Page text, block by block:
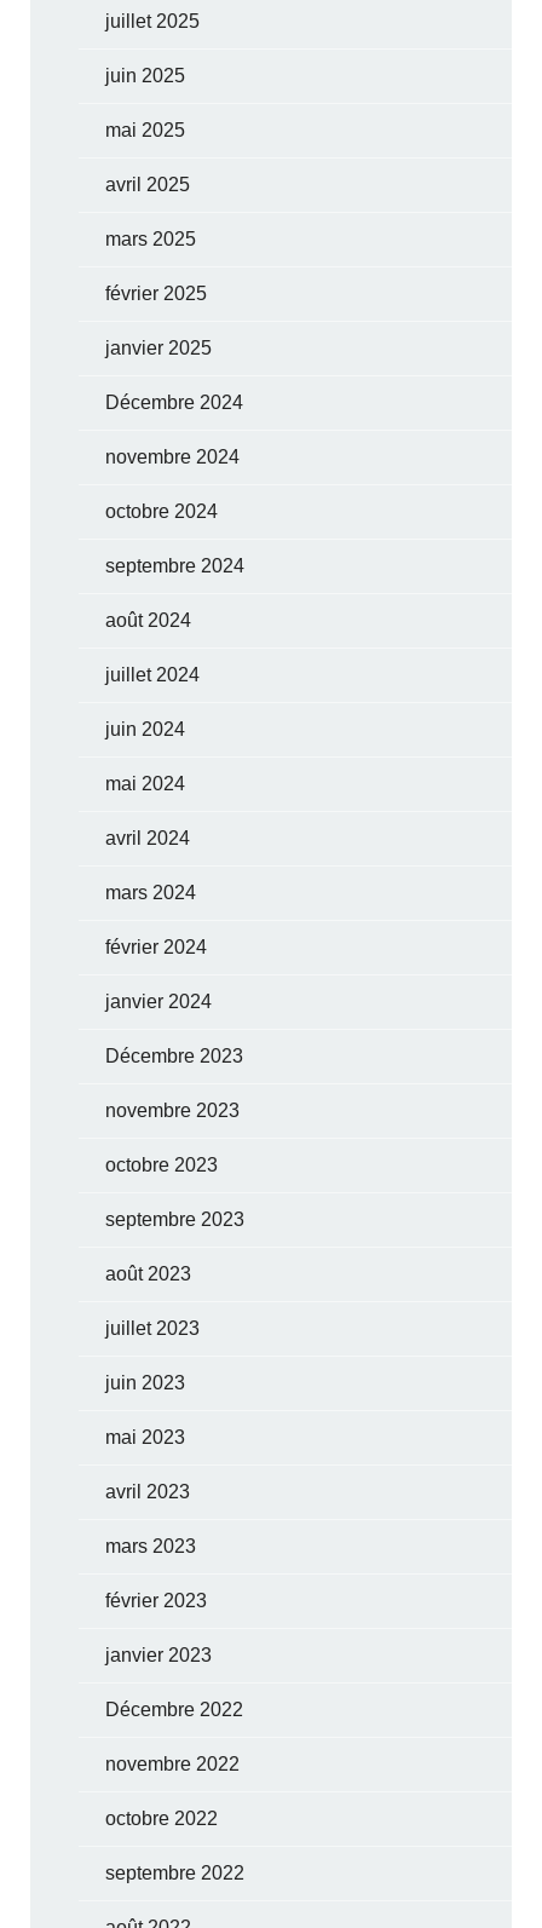
juillet 2025
juin 2025
mai 2025
avril 2025
mars 2025
février 2025
janvier 2025
Décembre 2024
novembre 2024
octobre 2024
septembre 2024
août 2024
juillet 2024
juin 2024
mai 2024
avril 2024
mars 2024
février 2024
janvier 2024
Décembre 2023
novembre 2023
octobre 2023
septembre 2023
août 2023
juillet 2023
juin 2023
mai 2023
avril 2023
mars 2023
février 2023
janvier 2023
Décembre 2022
novembre 2022
octobre 2022
septembre 2022